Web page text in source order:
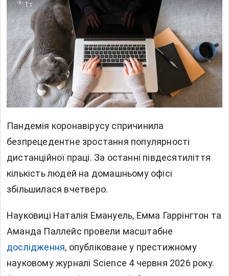
1т
Пандемія коронавірусу спричинила
безпрецедентне зростання популярності
дистанційної праці. За останні півдесятиліття
кількість людей на домашньому офісі
збільшилася вчетверо.
Науковиці Наталія Емануель, Емма Гаррінгтон та
Аманда Паллейс провели масштабне
дослідження, опубліковане у престижному
науковому журналі Science 4 червня 2026 року.